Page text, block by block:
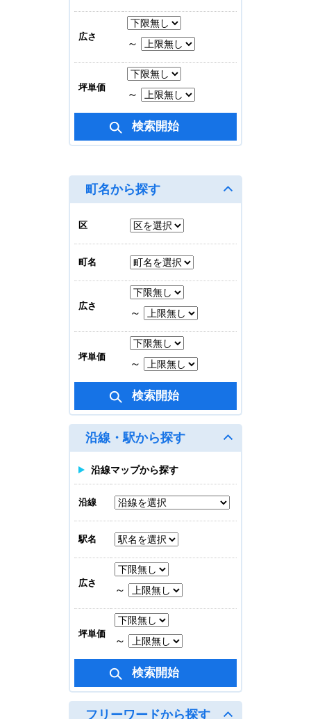
M.BALANCE OSAKA
TANIMACHI
330,000
地上 7/8
19.67坪(64.911㎡)
M.BALANCE OSAKA
賃料合計
450,000
31.88坪(105.204㎡)
大阪写真会館ビル
賃料合計
279,390
地上 4/6
33.50坪(110.55㎡)
オーガニックビル
賃料合計
43.84坪(144.672㎡)
M.BALANCE MIDOSUJI
HOMMACHI
賃料合計
616,056円
地上 6/10
30.88坪(101.904㎡)
広さ
～
坪単価
～
町名から探す
区
町名
広さ
～
坪単価
～
沿線・駅から探す
沿線マップから探す
沿線
駅名
広さ
～
坪単価
～
フリーワードから探す